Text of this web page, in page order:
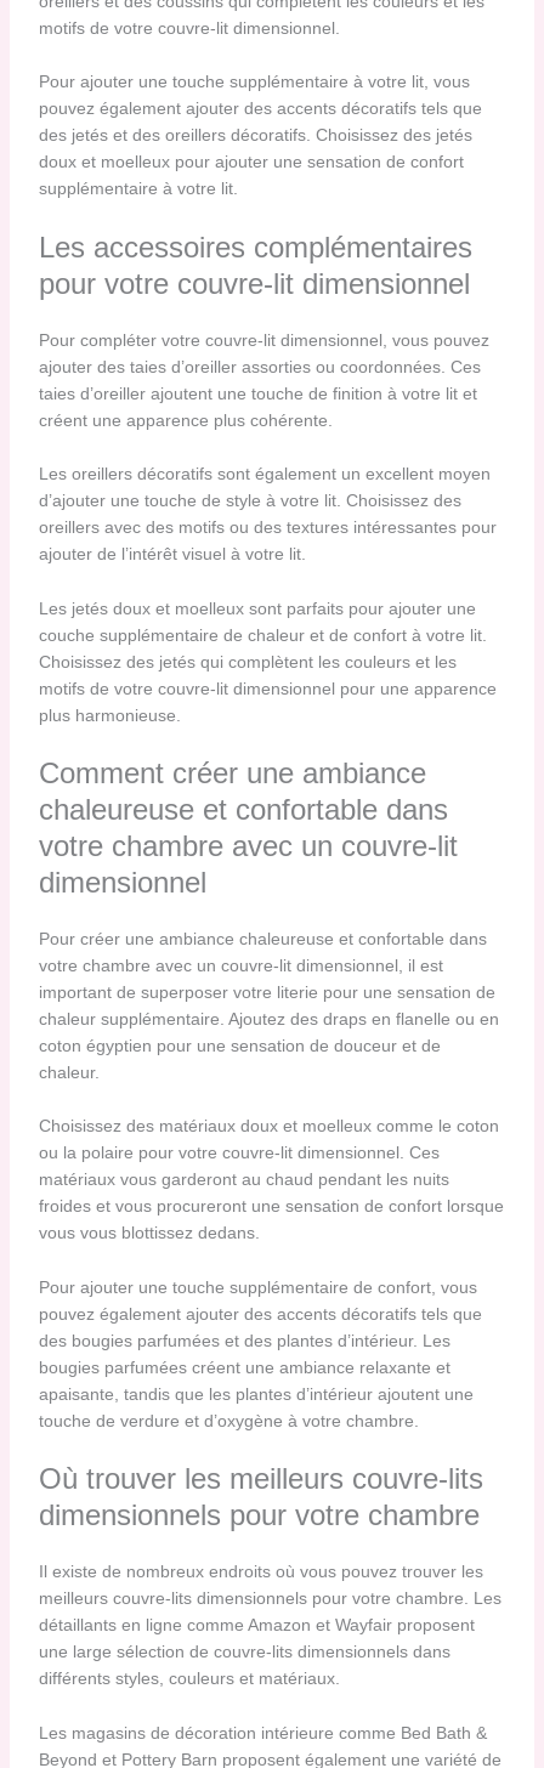
motifs de votre couvre-lit dimensionnel.
Pour ajouter une touche supplémentaire à votre lit, vous
pouvez également ajouter des accents décoratifs tels que
des jetés et des oreillers décoratifs. Choisissez des jetés
doux et moelleux pour ajouter une sensation de confort
supplémentaire à votre lit.
Les accessoires complémentaires
pour votre couvre-lit dimensionnel
Pour compléter votre couvre-lit dimensionnel, vous pouvez
ajouter des taies d’oreiller assorties ou coordonnées. Ces
taies d’oreiller ajoutent une touche de finition à votre lit et
créent une apparence plus cohérente.
Les oreillers décoratifs sont également un excellent moyen
d’ajouter une touche de style à votre lit. Choisissez des
oreillers avec des motifs ou des textures intéressantes pour
ajouter de l’intérêt visuel à votre lit.
Les jetés doux et moelleux sont parfaits pour ajouter une
couche supplémentaire de chaleur et de confort à votre lit.
Choisissez des jetés qui complètent les couleurs et les
motifs de votre couvre-lit dimensionnel pour une apparence
plus harmonieuse.
Comment créer une ambiance
chaleureuse et confortable dans
votre chambre avec un couvre-lit
dimensionnel
Pour créer une ambiance chaleureuse et confortable dans
votre chambre avec un couvre-lit dimensionnel, il est
important de superposer votre literie pour une sensation de
chaleur supplémentaire. Ajoutez des draps en flanelle ou en
coton égyptien pour une sensation de douceur et de
chaleur.
Choisissez des matériaux doux et moelleux comme le coton
ou la polaire pour votre couvre-lit dimensionnel. Ces
matériaux vous garderont au chaud pendant les nuits
froides et vous procureront une sensation de confort lorsque
vous vous blottissez dedans.
Pour ajouter une touche supplémentaire de confort, vous
pouvez également ajouter des accents décoratifs tels que
des bougies parfumées et des plantes d’intérieur. Les
bougies parfumées créent une ambiance relaxante et
apaisante, tandis que les plantes d’intérieur ajoutent une
touche de verdure et d’oxygène à votre chambre.
Où trouver les meilleurs couvre-lits
dimensionnels pour votre chambre
Il existe de nombreux endroits où vous pouvez trouver les
meilleurs couvre-lits dimensionnels pour votre chambre. Les
détaillants en ligne comme Amazon et Wayfair proposent
une large sélection de couvre-lits dimensionnels dans
différents styles, couleurs et matériaux.
Les magasins de décoration intérieure comme Bed Bath &
Beyond et Pottery Barn proposent également une variété de